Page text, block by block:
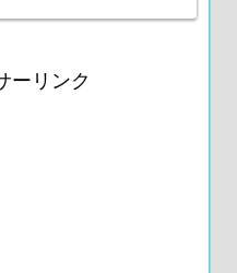
ーリンク